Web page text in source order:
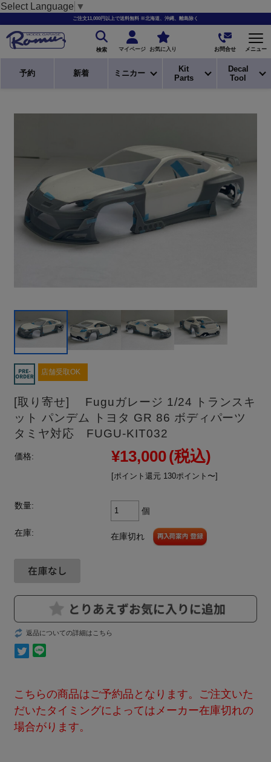
Select Language ▼
ご注文11,000円以上で送料無料 ※北海道、沖縄、離島除く
検索 マイページ お気に入り お問合せ メニュー
予約 新着 ミニカー
Kit
Parts
Decal
Tool
店舗受取OK
[取り寄せ] Fuguガレージ 1/24 トランスキ
ット パンデム トヨタ GR 86 ボディパーツ
タミヤ対応 FUGU-KIT032
価格: ¥13,000(税込)
[ポイント還元 130ポイント〜]
数量:
個
在庫: 在庫切れ
返品についての詳細はこちら
こちらの商品はご予約品となります。ご注文いた
だいたタイミングによってはメーカー在庫切れの
場合がります。